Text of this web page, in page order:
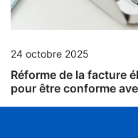
24 octobre 2025
Réforme de la facture
pour être conforme